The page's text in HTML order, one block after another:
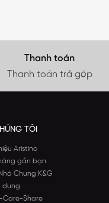
Thanh toán
Thanh toán trả góp
TÔI
Aristino
gần bạn
Chung K&G
dụng
Care-Share